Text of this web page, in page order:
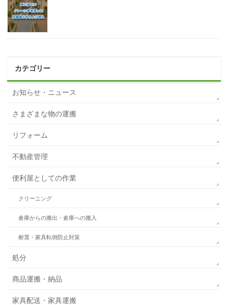
カテゴリー
お知らせ・ニュース
さまざまな物の運搬
リフォーム
不動産管理
便利屋としての作業
クリーニング
倉庫からの搬出・倉庫への搬入
耐震・家具転倒防止対策
処分
商品運搬・納品
家具配送・家具運搬